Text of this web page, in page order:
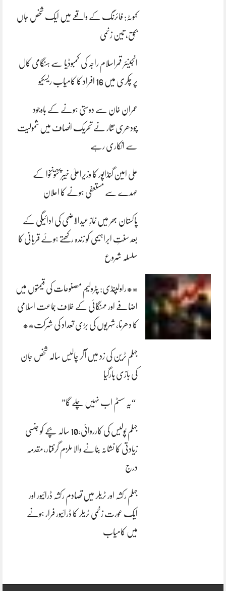
کہوٹہ: فائرنگ کے واقعے میں ایک شخص جاں
بحق، تین زخمی
انجینئر قمراسلام راجہ کی کمبوڈیا سے ہنگامی کال
پر چکری میں 16 افراد کا کامیاب ریسکیو
عمران خان سے دوستی ہونے کے باوجود
چودھری نثار نے تحریک انصاف میں شمولیت
سے انکاری رہے
علی امین گنڈاپور کا وزیراعلیٰ خیبرپختونخوا کے
عہدے سے مستعفی ہونے کا اعلان
پاکستان بھر میں نمازِ عیدالاضحی کی ادائیگی کے
بعد سنتِ ابراہیمی کو زندہ رکھتے ہوئے قربانی کا
سلسلہ شروع
**راولپنڈی: پٹرولیم مصنوعات کی قیمتوں میں
اضافے اور مہنگائی کے خلاف جماعت اسلامی
کا دھرنا، شہریوں کی بڑی تعداد کی شرکت**
جہلم ٹرین کی زد میں آکر چالیس سالہ شخص جان
کی بازی ہارگیا
“یہ سسٹم اب نہیں چلے گا”
جہلم پولیس کی کارروائی،10 سالہ بچے کو جنسی
زیادتی کا نشانہ بنانے والا ملزم گرفتار،مقدمہ
درج
جہلم رکشہ اور ٹریلر میں تصادم رکشہ ڈرائیور اور
ایک عورت زخمی ٹریلر کا ڈرائیور فرار ہونے
میں کامیاب